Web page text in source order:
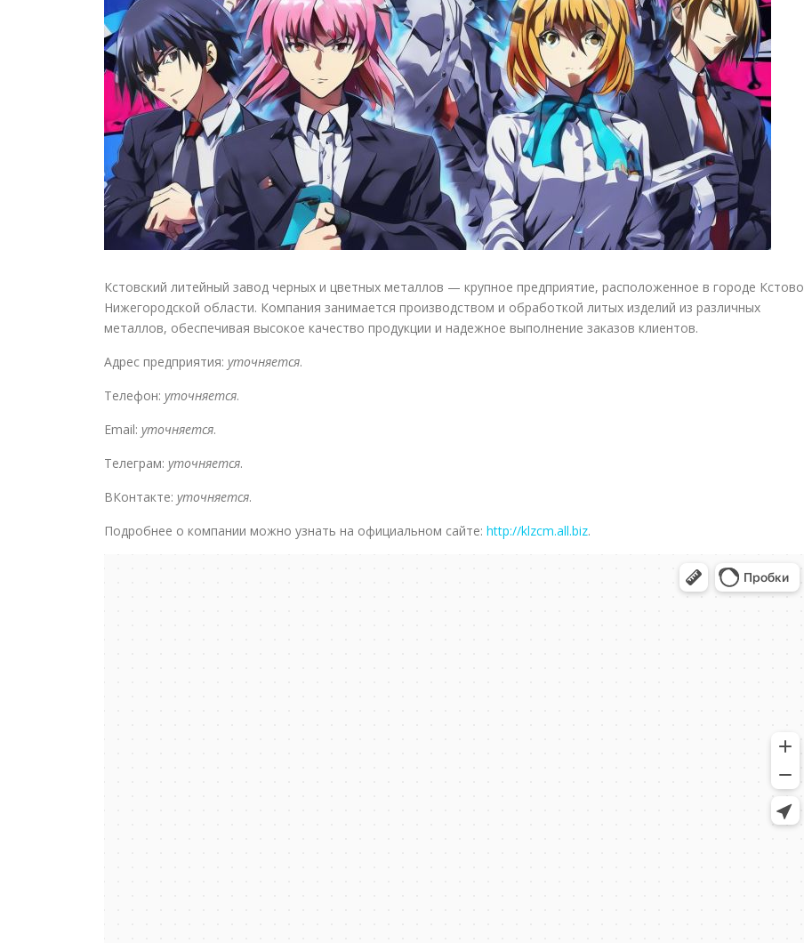
Кстовский литейный завод черных и цветных металлов — крупное предприятие, расположенное в городе Кстово
Нижегородской области. Компания занимается производством и обработкой литых изделий из различных
металлов, обеспечивая высокое качество продукции и надежное выполнение заказов клиентов.
Адрес предприятия: уточняется.
Телефон: уточняется.
Email: уточняется.
Телеграм: уточняется.
ВКонтакте: уточняется.
Подробнее о компании можно узнать на официальном сайте: http://klzcm.all.biz.